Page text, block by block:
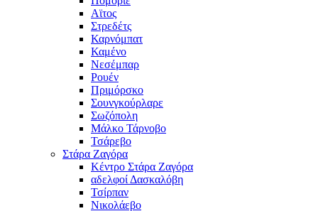
Αϊτος
Στρεδέτς
Καρνόμπατ
Καμένο
Νεσέμπαρ
Ρουέν
Πριμόρσκο
Σουνγκούρλαρε
Σωζόπολη
Μάλκο Τάρνοβο
Τσάρεβο
Στάρα Ζαγόρα
Κέντρο Στάρα Ζαγόρα
αδελφοί Δασκαλόβη
Τσίρπαν
Νικολάεβο